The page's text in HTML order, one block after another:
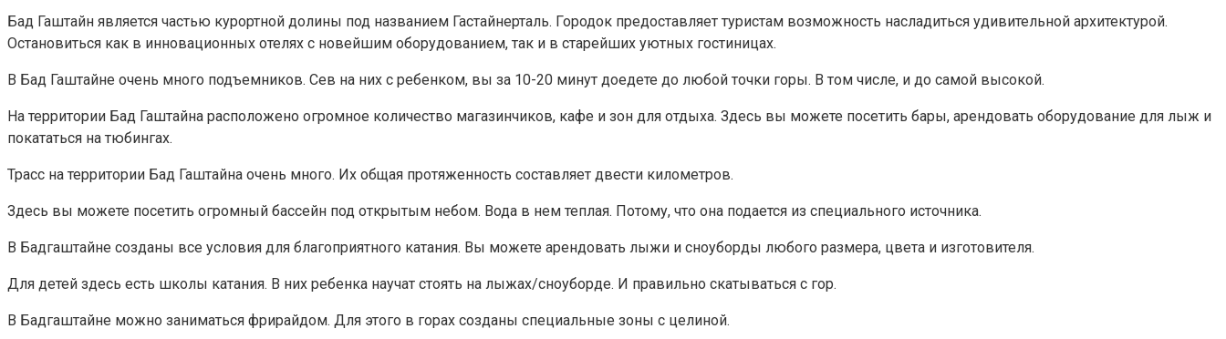
Бад Гаштайн является частью курортной долины под названием Гастайнерталь. Городок предоставляет туристам возможность насладиться удивительной архитектурой.
Остановиться как в инновационных отелях с новейшим оборудованием, так и в старейших уютных гостиницах.
В Бад Гаштайне очень много подъемников. Сев на них с ребенком, вы за 10-20 минут доедете до любой точки горы. В том числе, и до самой высокой.
На территории Бад Гаштайна расположено огромное количество магазинчиков, кафе и зон для отдыха. Здесь вы можете посетить бары, арендовать оборудование для лыж и
покататься на тюбингах.
Трасс на территории Бад Гаштайна очень много. Их общая протяженность составляет двести километров.
Здесь вы можете посетить огромный бассейн под открытым небом. Вода в нем теплая. Потому, что она подается из специального источника.
В Бадгаштайне созданы все условия для благоприятного катания. Вы можете арендовать лыжи и сноуборды любого размера, цвета и изготовителя.
Для детей здесь есть школы катания. В них ребенка научат стоять на лыжах/сноуборде. И правильно скатываться с гор.
В Бадгаштайне можно заниматься фрирайдом. Для этого в горах созданы специальные зоны с целиной.